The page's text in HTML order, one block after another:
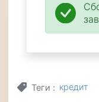
Теги кредит